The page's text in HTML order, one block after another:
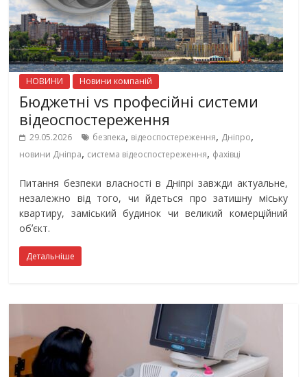
НОВИНИ Новини компаній
Бюджетні vs професійні системи
відеоспостереження
29.05.2026 безпека, відеоспостереження, Дніпро,
новини Дніпра, система відеоспостереження, фахівці
Питання безпеки власності в Дніпрі завжди актуальне,
незалежно від того, чи йдеться про затишну міську
квартиру, заміський будинок чи великий комерційний
обʼєкт.
Детальніше